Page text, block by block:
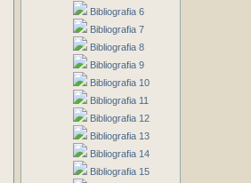
Bibliografia 6
Bibliografia 7
Bibliografia 8
Bibliografia 9
Bibliografia 10
Bibliografia 11
Bibliografia 12
Bibliografia 13
Bibliografia 14
Bibliografia 15